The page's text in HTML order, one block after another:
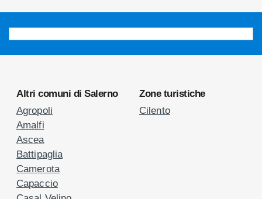
Altri comuni di Salerno
Agropoli
Amalfi
Ascea
Battipaglia
Camerota
Capaccio
Zone turistiche
Cilento